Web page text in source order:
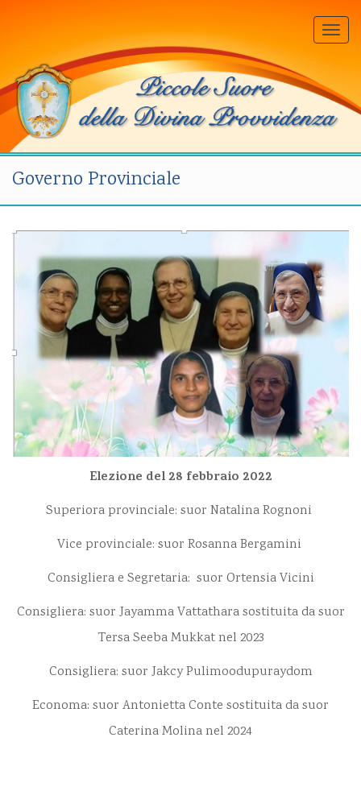
Governo Provinciale
Elezione del 28 febbraio 2022
Superiora provinciale: suor Natalina Rognoni
Vice provinciale: suor Rosanna Bergamini
Consigliera e Segretaria: suor Ortensia Vicini
Consigliera: suor Jayamma Vattathara sostituita da suor
Tersa Seeba Mukkat nel 2023
Consigliera: suor Jakcy Pulimoodupuraydom
Economa: suor Antonietta Conte sostituita da suor
Caterina Molina nel 2024